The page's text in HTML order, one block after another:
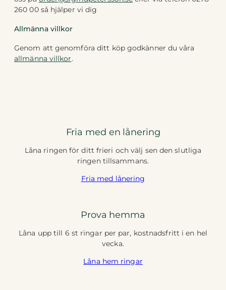
260 00 så hjälper vi dig
Allmänna villkor
Genom att genomföra ditt köp godkänner du våra
allmänna villkor.
Fria med en lånering
Låna ringen för ditt frieri och välj sen den slutliga
ringen tillsammans.
Fria med lånering
Prova hemma
Låna upp till 6 st ringar per par, kostnadsfritt i en hel
vecka.
Låna hem ringar